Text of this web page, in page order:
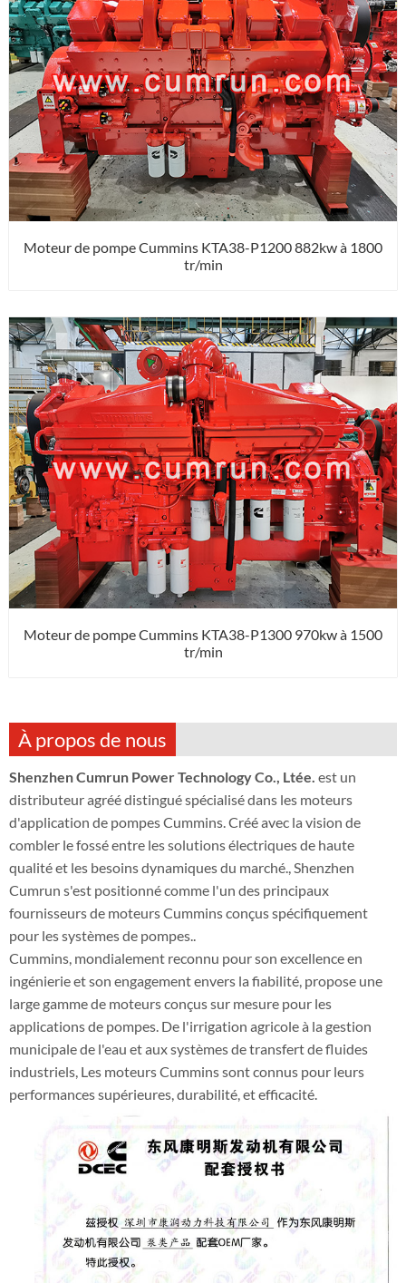
Moteur de pompe Cummins KTA38-P1200 882kw à 1800
tr/min
Moteur de pompe Cummins KTA38-P1300 970kw à 1500
tr/min
À propos de nous
Shenzhen Cumrun Power Technology Co., Ltée. est un
distributeur agréé distingué spécialisé dans les moteurs
d'application de pompes Cummins. Créé avec la vision de
combler le fossé entre les solutions électriques de haute
qualité et les besoins dynamiques du marché., Shenzhen
Cumrun s'est positionné comme l'un des principaux
fournisseurs de moteurs Cummins conçus spécifiquement
pour les systèmes de pompes..
Cummins, mondialement reconnu pour son excellence en
ingénierie et son engagement envers la fiabilité, propose une
large gamme de moteurs conçus sur mesure pour les
applications de pompes. De l'irrigation agricole à la gestion
municipale de l'eau et aux systèmes de transfert de fluides
industriels, Les moteurs Cummins sont connus pour leurs
performances supérieures, durabilité, et efficacité.